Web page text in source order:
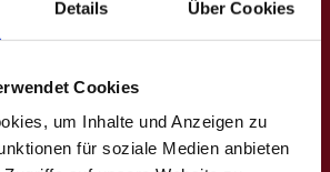
Details Über Cookies
Cookies
um Inhalte und Anzeigen zu
für soziale Medien anbieten
Auch wenn das heute von
betrachtet wird, fühlen
verpflichtet.
Kolditz